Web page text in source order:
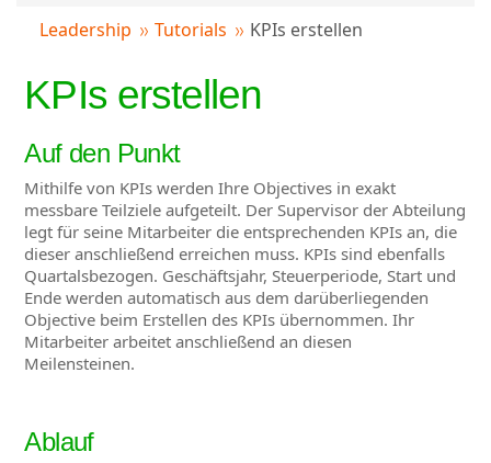
Leadership Tutorials KPIs erstellen
KPIs erstellen
Auf den Punkt
Mithilfe von KPIs werden Ihre Objectives in exakt
messbare Teilziele aufgeteilt. Der Supervisor der Abteilung
legt für seine Mitarbeiter die entsprechenden KPIs an, die
dieser anschließend erreichen muss. KPIs sind ebenfalls
Quartalsbezogen. Geschäftsjahr, Steuerperiode, Start und
Ende werden automatisch aus dem darüberliegenden
Objective beim Erstellen des KPIs übernommen. Ihr
Mitarbeiter arbeitet anschließend an diesen
Meilensteinen.
Ablauf